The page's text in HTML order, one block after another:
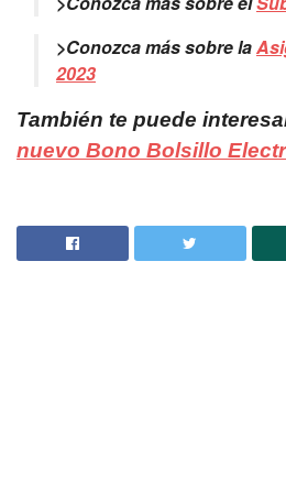
>Conozca más sobre la
2023
También te puede
nuevo Bono Bolsillo